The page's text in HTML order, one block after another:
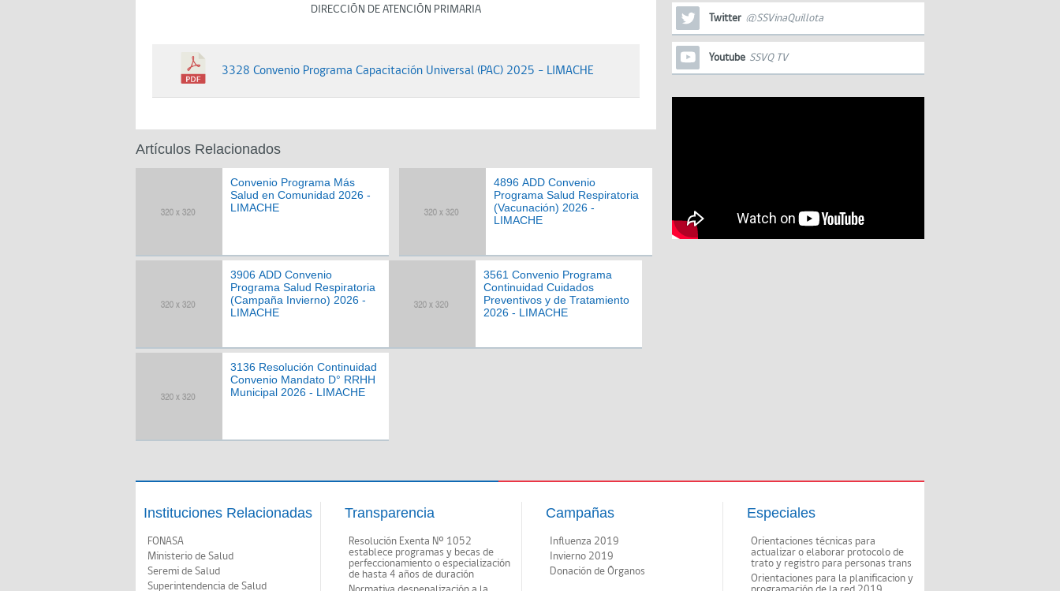
DIRECCIÓN DE ATENCIÓN PRIMARIA
3328 Convenio Programa Capacitación Universal (PAC) 2025 - LIMACHE
Artículos Relacionados
Convenio Programa Más
Salud en Comunidad 2026 -
LIMACHE
4896 ADD Convenio
Programa Salud Respiratoria
(Vacunación) 2026 -
LIMACHE
3906 ADD Convenio
Programa Salud Respiratoria
(Campaña Invierno) 2026 -
LIMACHE
3561 Convenio Programa
Continuidad Cuidados
Preventivos y de Tratamiento
2026 - LIMACHE
3136 Resolución Continuidad
Convenio Mandato D° RRHH
Municipal 2026 - LIMACHE
Twitter @SSVinaQuillota
Youtube SSVQ TV
Instituciones Relacionadas
FONASA
Ministerio de Salud
Seremi de Salud
Superintendencia de Salud
Transparencia
Resolución Exenta Nº 1052
establece programas y becas de
perfeccionamiento o especialización
de hasta 4 años de duración
Campañas
Influenza 2019
Invierno 2019
Donación de Órganos
Especiales
Orientaciones técnicas para
actualizar o elaborar protocolo de
trato y registro para personas trans
Orientaciones para la planificacion y